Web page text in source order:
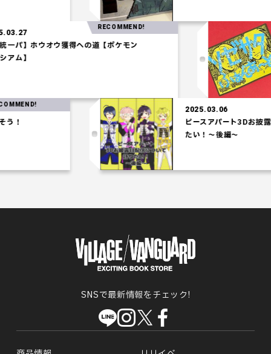
2025.03.27
【水統一パ】ホウオウ獲得への道【ポケモン
コロシアム】
RECOMMEND!
2025.03.06
ピースアパート3Dお披露目配信に
たい！～後編～
SNSで最新情報をチェック!